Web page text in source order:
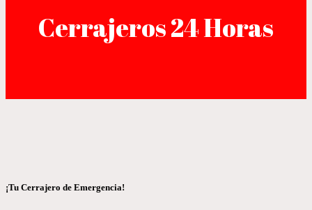
Cerrajeros 24 Horas
¡Tu Cerrajero de Emergencia!